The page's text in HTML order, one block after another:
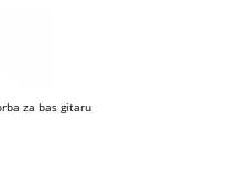
za bas gitaru